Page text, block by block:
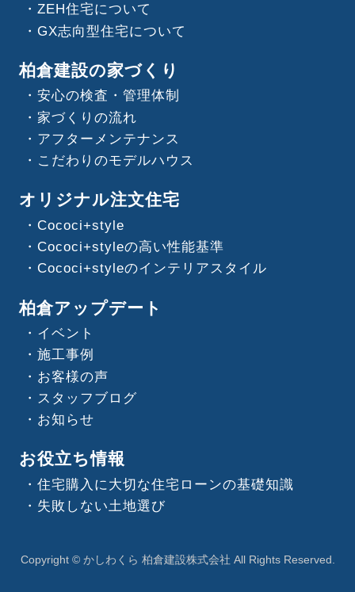
ZEH住宅について
GX志向型住宅について
柏倉建設の家づくり
安心の検査・管理体制
家づくりの流れ
アフターメンテナンス
こだわりのモデルハウス
オリジナル注文住宅
Cococi+style
Cococi+styleの高い性能基準
Cococi+styleのインテリアスタイル
柏倉アップデート
イベント
施工事例
お客様の声
スタッフブログ
お知らせ
お役立ち情報
住宅購入に大切な住宅ローンの基礎知識
失敗しない土地選び
Copyright © かしわくら 柏倉建設株式会社 All Rights Reserved.